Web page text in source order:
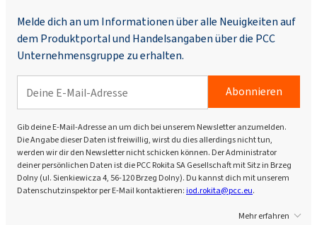
Melde dich an um Informationen über alle Neuigkeiten auf
dem Produktportal und Handelsangaben über die PCC
Unternehmensgruppe zu erhalten.
Abonnieren
Gib deine E-Mail-Adresse an um dich bei unserem Newsletter anzumelden.
Die Angabe dieser Daten ist freiwillig, wirst du dies allerdings nicht tun,
werden wir dir den Newsletter nicht schicken können. Der Administrator
deiner persönlichen Daten ist die PCC Rokita SA Gesellschaft mit Sitz in Brzeg
Dolny (ul. Sienkiewicza 4, 56-120 Brzeg Dolny). Du kannst dich mit unserem
Datenschutzinspektor per E-Mail kontaktieren:iod.rokita@pcc.eu.
Mehr erfahren